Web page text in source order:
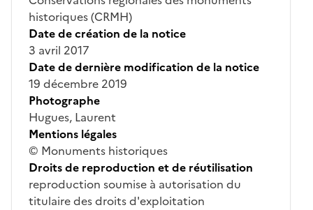
historiques (CRMH)
Date de création de la notice
3 avril 2017
Date de dernière modification de la notice
19 décembre 2019
Photographe
Hugues, Laurent
Mentions légales
© Monuments historiques
Droits de reproduction et de réutilisation
reproduction soumise à autorisation du
titulaire des droits d'exploitation